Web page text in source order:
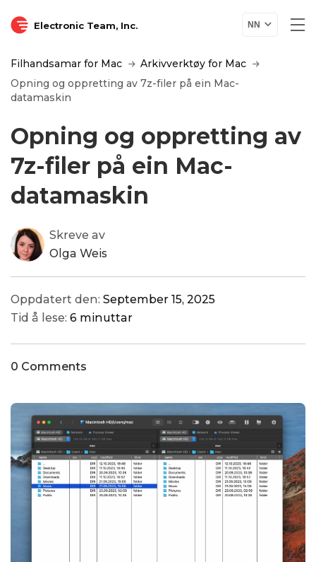
Electronic Team, Inc. NN
Filhandsamar for Mac
Arkivverktøy for Mac
Opning og oppretting av 7z-filer på ein Mac-
datamaskin
Opning og oppretting av
7z-filer på ein Mac-
datamaskin
Skreve av
Olga Weis
Oppdatert den: September 15, 2025
Tid å lese: 6 minuttar
0 Comments